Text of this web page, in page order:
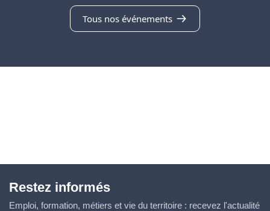
Tous nos événements
Restez informés
Emploi, formation, métiers et vie du territoire : recevez l'actualité